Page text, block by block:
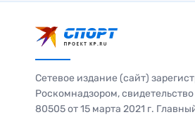
Сетевое издание (сайт)
Роскомнадзором,
80505 от 15 марта 2021 г.